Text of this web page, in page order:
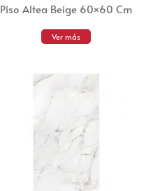
Piso Altea Beige 60×60 Cm
Ver más